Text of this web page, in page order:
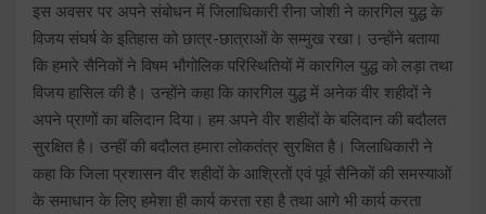
इस अवसर पर अपने संबोधन में जिलाधिकारी रीना जोशी ने कारगिल युद्ध के
विजय संघर्ष के इतिहास को छात्र-छात्राओं के सम्मुख रखा। उन्होंने बताया
कि हमारे सैनिकों ने विषम भौगोलिक परिस्थितियों में कारगिल युद्ध को लड़ा तथा
विजय हासिल की है। उन्होंने कहा कि कारगिल युद्ध में अनेक वीर शहीदों ने
अपने प्राणों का बलिदान दिया। हम अपने वीर शहीदों के बलिदान की बदौलत
सुरक्षित है। उन्हीं की बदौलत हमारा लोकतंत्र सुरक्षित है। जिलाधिकारी ने
कहा कि जिला प्रशासन वीर शहीदों के आश्रितों एवं पूर्व सैनिकों की समस्याओं
के समाधान के लिए हमेशा ही कार्य करता रहा है तथा आगे भी कार्य करता